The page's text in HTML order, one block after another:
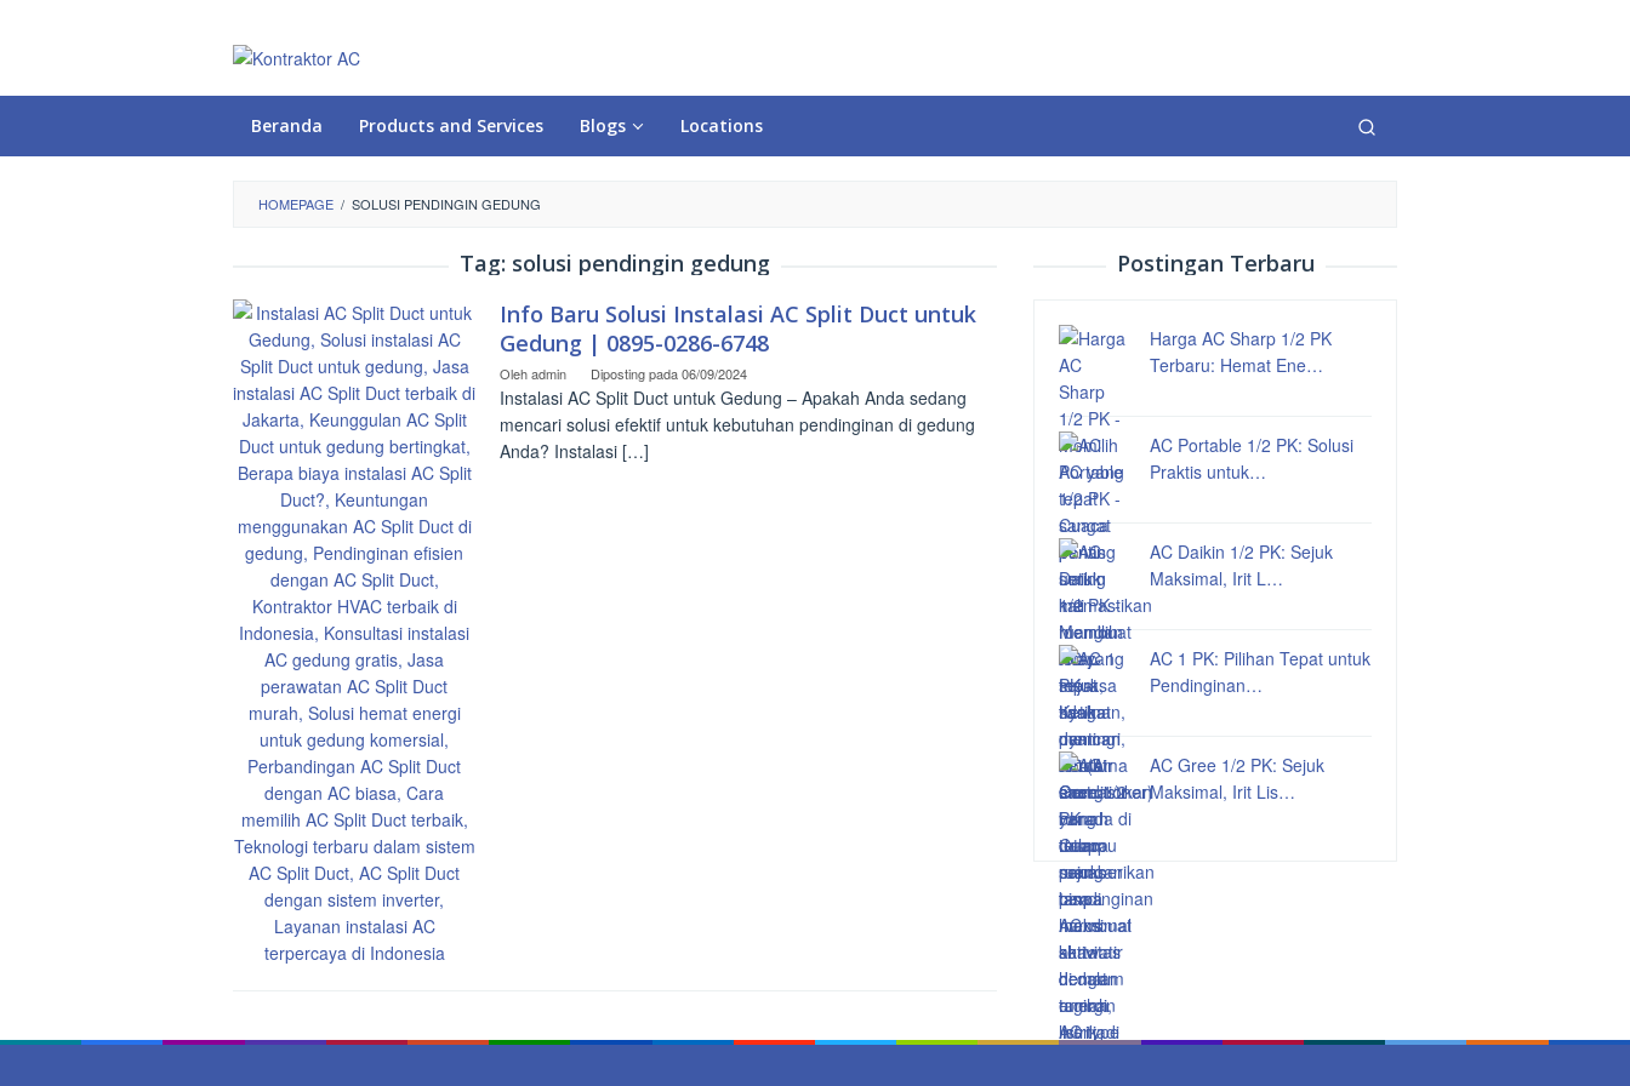
Beranda Products and Services Blogs Locations
HOMEPAGE / SOLUSI PENDINGIN GEDUNG
Tag: solusi pendingin gedung
Info Baru Solusi Instalasi AC Split Duct untuk
Gedung | 0895-0286-6748
Olehadmin Diposting pada06/09/2024
Instalasi AC Split Duct untuk Gedung – Apakah Anda sedang
mencari solusi efektif untuk kebutuhan pendinginan di gedung
Anda? Instalasi […]
Postingan Terbaru
Harga AC Sharp 1/2 PK
Terbaru: Hemat Ene…
AC Portable 1/2 PK: Solusi
Praktis untuk…
AC Daikin 1/2 PK: Sejuk
Maksimal, Irit L…
AC 1 PK: Pilihan Tepat untuk
Pendinginan…
AC Gree 1/2 PK: Sejuk
Maksimal, Irit Lis…